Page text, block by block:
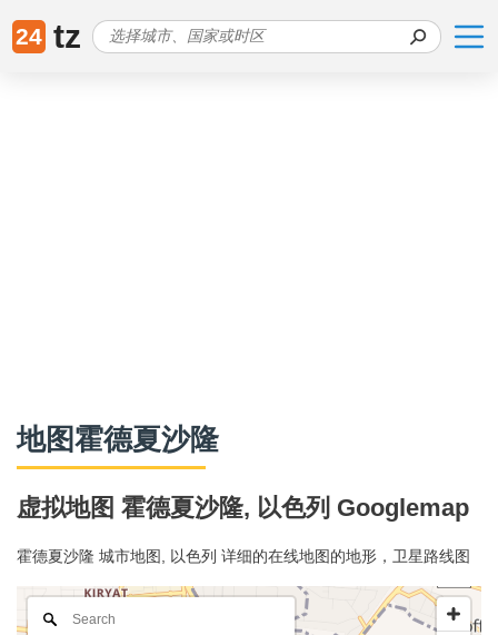
24 tz
地图霍德夏沙隆
虚拟地图 霍德夏沙隆, 以色列 Googlemap
霍德夏沙隆 城市地图, 以色列 详细的在线地图的地形，卫星路线图